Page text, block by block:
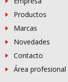
Productos
Marcas
Novedades
Contacto
Área profesional